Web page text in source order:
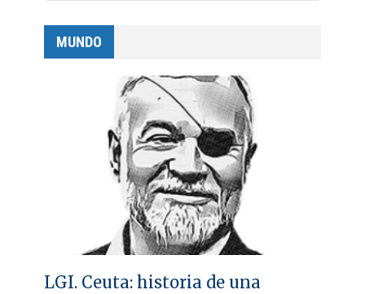
MUNDO
LGI. Ceuta: historia de una